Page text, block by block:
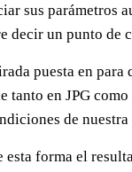
sus parámetros
decir un punto de
puesta en
tanto en JPG
de
esta forma el